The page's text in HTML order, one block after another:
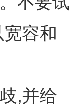
容和
,并给